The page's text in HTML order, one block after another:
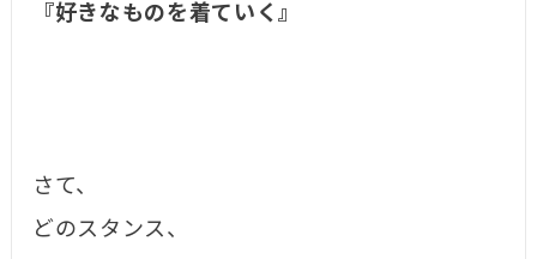
『好きなものを着ていく』
さて、
どのスタンス、